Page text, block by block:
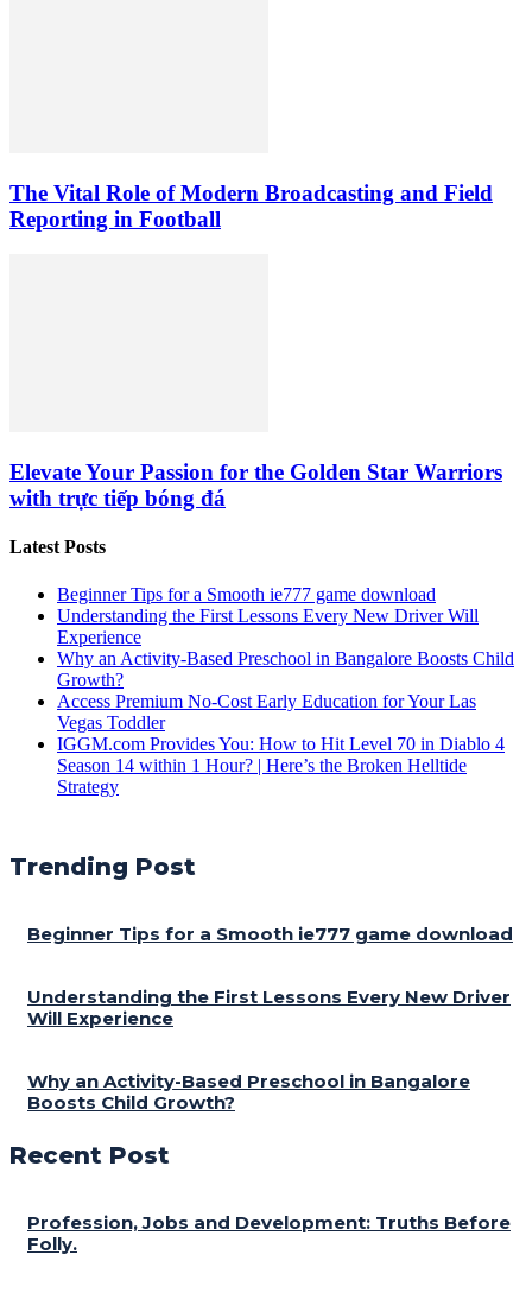
The Vital Role of Modern Broadcasting and Field
Reporting in Football
Elevate Your Passion for the Golden Star Warriors
with trực tiếp bóng đá
Latest Posts
Beginner Tips for a Smooth ie777 game download
Understanding the First Lessons Every New Driver Will
Experience
Why an Activity-Based Preschool in Bangalore Boosts Child
Growth?
Access Premium No-Cost Early Education for Your Las
Vegas Toddler
IGGM.com Provides You: How to Hit Level 70 in Diablo 4
Season 14 within 1 Hour? | Here’s the Broken Helltide
Strategy
Trending Post
Beginner Tips for a Smooth ie777 game download
Understanding the First Lessons Every New Driver
Will Experience
Why an Activity-Based Preschool in Bangalore
Boosts Child Growth?
Recent Post
Profession, Jobs and Development: Truths Before
Folly.